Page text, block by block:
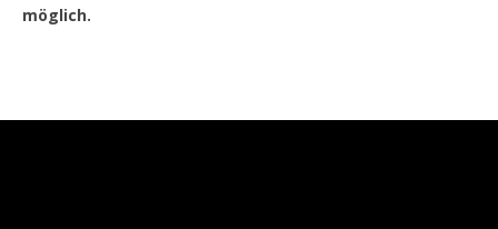
möglich.